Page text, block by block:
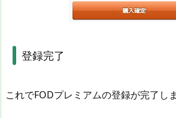
登録完了
これでFODプレミアムの登録が完了しま